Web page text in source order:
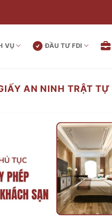
VỤ ĐẦU TƯ FDI
AN NINH TRẬT TỰ